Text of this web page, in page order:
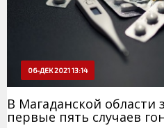
06-ДЕК 2021 13:14
В Магаданской области
первые пять случаев